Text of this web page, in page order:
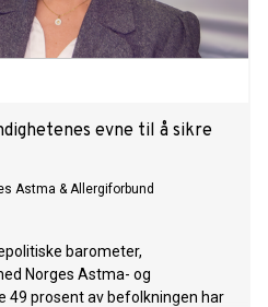
evne til å sikre
Astma & Allergiforbund
barometer,
Norges Astma- og
49 prosent av befolkningen har